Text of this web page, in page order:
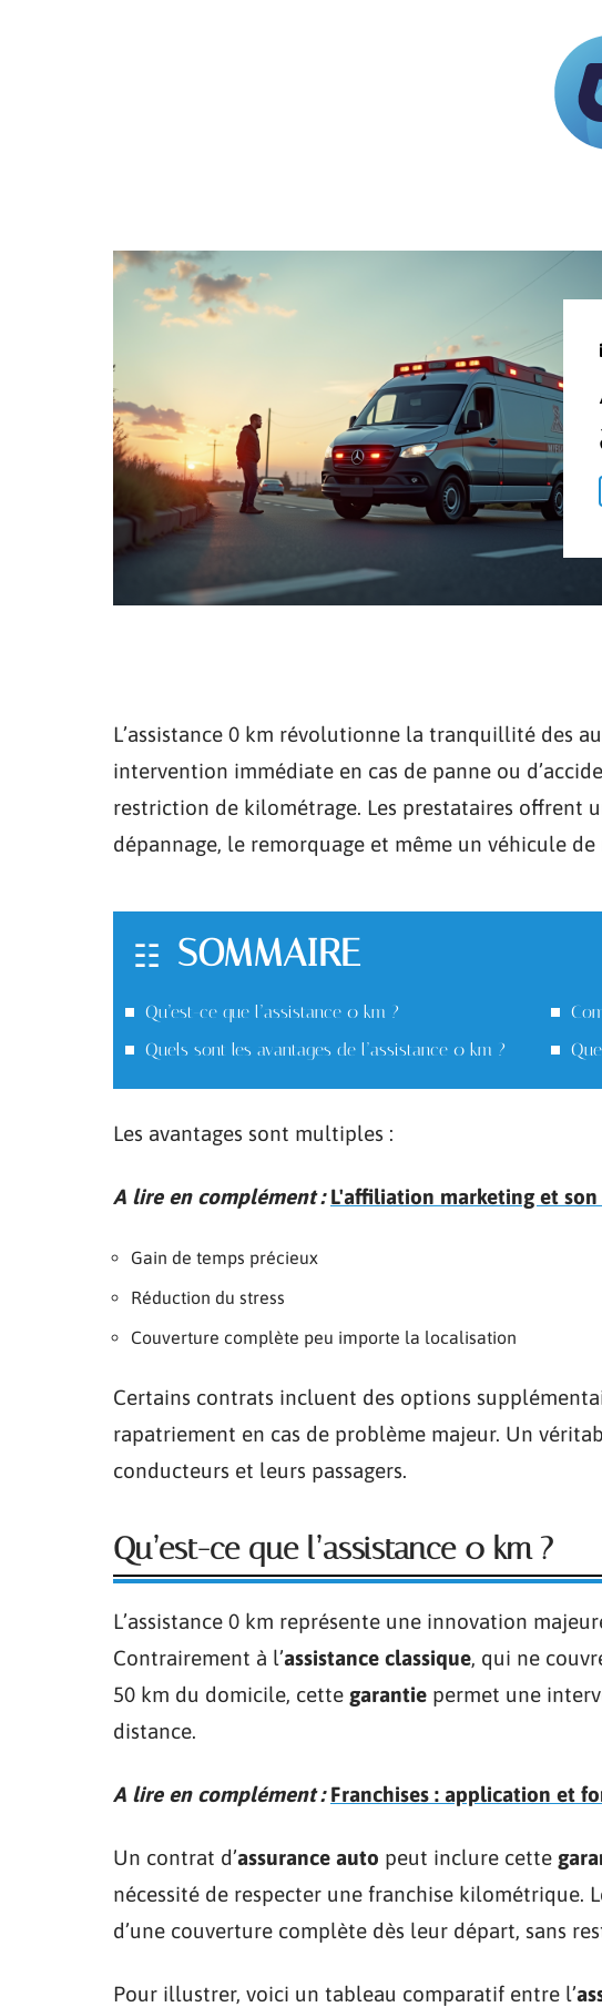
L’assistance 0 km révolutionne la tranquillité des
intervention immédiate en cas de panne ou
restriction de kilométrage. Les prestataires offrent
dépannage, le remorquage et même un véhicule
SOMMAIRE
Qu’est-ce que l’assistance 0 km ?
Quels sont les avantages de l’assistance 0 km ?
Les avantages sont multiples :
A lire en complément : L'affiliation marketing et
Gain de temps précieux
Réduction du stress
Couverture complète peu importe la localisation
Certains contrats incluent des options
rapatriement en cas de problème majeur. Un
conducteurs et leurs passagers.
Qu’est-ce que l’assistance 0 km ?
L’assistance 0 km représente une innovation
Contrairement à l’assistance classique, qui ne
50 km du domicile, cette garantie permet une
distance.
A lire en complément : Franchises : application et
Un contrat d’assurance auto peut inclure cette
nécessité de respecter une franchise kilométrique.
d’une couverture complète dès leur départ, sans
Pour illustrer, voici un tableau comparatif entre l’